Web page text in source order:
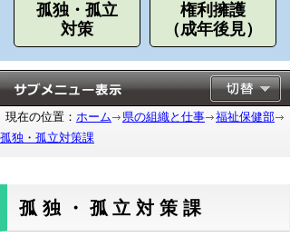
孤独・孤立
対策
権利擁護
（成年後見）
現在の位置： ホーム 県の組織と仕事
福祉保健部
孤独・孤立対策課
孤独・孤立対策課